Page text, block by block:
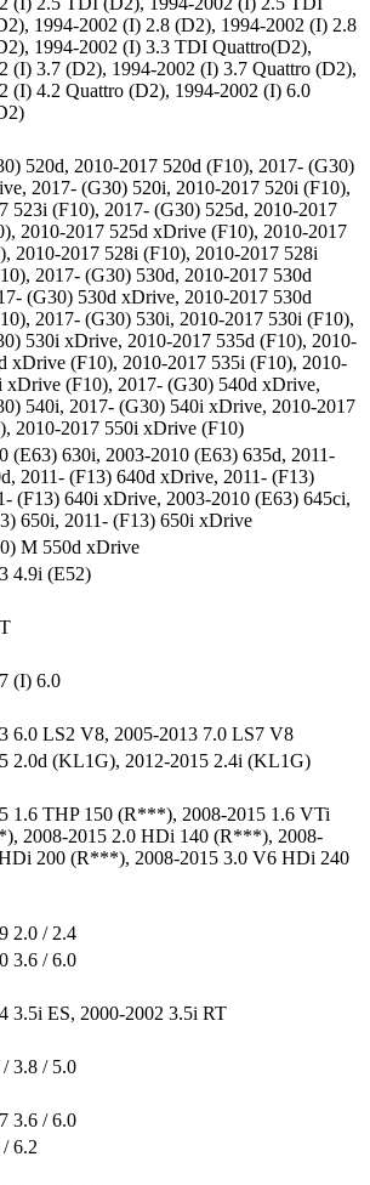
, 1994-2002 (I) 2.8 (D2), 1994-2002 (I) 2.8
, 1994-2002 (I) 3.3 TDI Quattro(D2),
(I) 3.7 (D2), 1994-2002 (I) 3.7 Quattro (D2),
(I) 4.2 Quattro (D2), 1994-2002 (I) 6.0
520d, 2010-2017 520d (F10), 2017- (G30)
, 2017- (G30) 520i, 2010-2017 520i (F10),
523i (F10), 2017- (G30) 525d, 2010-2017
, 2010-2017 525d xDrive (F10), 2010-2017
, 2010-2017 528i (F10), 2010-2017 528i
, 2017- (G30) 530d, 2010-2017 530d
(G30) 530d xDrive, 2010-2017 530d
, 2017- (G30) 530i, 2010-2017 530i (F10),
530i xDrive, 2010-2017 535d (F10), 2010-
xDrive (F10), 2010-2017 535i (F10), 2010-
xDrive (F10), 2017- (G30) 540d xDrive,
540i, 2017- (G30) 540i xDrive, 2010-2017
, 2010-2017 550i xDrive (F10)
(E63) 630i, 2003-2010 (E63) 635d, 2011-
, 2011- (F13) 640d xDrive, 2011- (F13)
(F13) 640i xDrive, 2003-2010 (E63) 645ci,
650i, 2011- (F13) 650i xDrive
M 550d xDrive
4.9i (E52)
(I) 6.0
6.0 LS2 V8, 2005-2013 7.0 LS7 V8
2.0d (KL1G), 2012-2015 2.4i (KL1G)
1.6 THP 150 (R***), 2008-2015 1.6 VTi
, 2008-2015 2.0 HDi 140 (R***), 2008-
200 (R***), 2008-2015 3.0 V6 HDi 240
2.0 / 2.4
3.6 / 6.0
3.5i ES, 2000-2002 3.5i RT
3.8 / 5.0
3.6 / 6.0
6.2